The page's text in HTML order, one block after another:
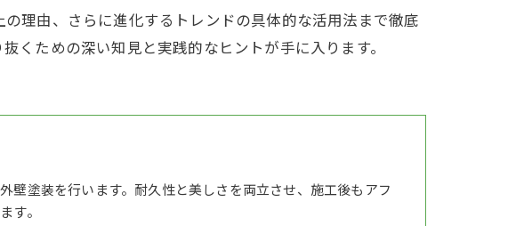
理由、さらに進化するトレンドの具体的な活用法まで徹底
くための深い知見と実践的なヒントが手に入ります。
壁塗装を行います。耐久性と美しさを両立させ、施工後もアフ
す。